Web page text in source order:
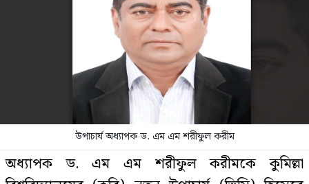
উপাচার্য অধ্যাপক ড. এম এম শরীফুল করীম
অধ্যাপক ড. এম এম শরীফুল করীমকে কুমিল্লা